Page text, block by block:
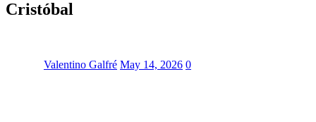
Cristóbal
Valentino Galfré May 14, 2026 0